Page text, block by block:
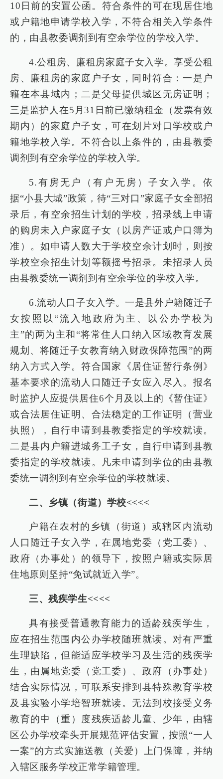
10日前的安置公函。符合条件的可在现居住地
或户籍地申请学校入学，不符合相关入学条件
的，由县教委调剂到有空余学位的学校入学。
4.公租房、廉租房家庭子女入学。享受公租
房、廉租房的家庭户子女，同时符合：一是户
籍在本县域内；二是父母提供城区无房证明；
三是监护人在5月31日前已缴纳租金（发票有效
期内）的家庭户子女，可在划片对口学校或户
籍地学校入学。不符合以上条件的，由县教委
调剂到有空余学位的学校入学。
5.有房无户（有户无房）子女入学。依
据“小县大城”政策，待“三对口”家庭子女全部招
录后，有空余招生计划的学校，招录线上申请
的购房未入户家庭子女（以房产证或户口簿为
准）。如申请人数大于学校空余计划时，则按
学校空余招生计划等额摇号招录。未招录人员
由县教委统一调剂到有空余学位的学校入学。
6.流动人口子女入学。一是县外户籍随迁子
女按照以“流入地政府为主、以公办学校为
主”的两为主和“将常住人口纳入区域教育发展
规划、将随迁子女教育纳入财政保障范围”的两
纳入方式入学。符合国家《居住证暂行条例》
基本要求的流动人口随迁子女应入尽入。报名
时监护人应提供居住6个月及以上的《暂住证》
或合法居住证明、合法稳定的工作证明（营业
执照），自行申请到县教委指定的学校就读。
二是县内户籍进城务工子女，自行申请到县教
委指定的学校就读。凡未申请到学位的由县教
委统一调剂到有空余学位的学校就读。
二、乡镇（街道）学校<<<<
户籍在农村的乡镇（街道）或辖区内流动
人口随迁子女入学，在属地党委（党工委）、
政府（办事处）的领导下，按照户籍或实际居
住地原则坚持“免试就近入学”。
三、残疾学生<<<<
具有接受普通教育能力的适龄残疾学生，
应在招生范围内公办学校随班就读。对有严重
生理缺陷，但能适应学校学习及生活的残疾学
生，由属地党委（党工委）、政府（办事处）
结合实际情况，可联系安排到县特殊教育学校
及县实验小学培智班就读。无法到校接受义务
教育的中（重）度残疾适龄儿童、少年，由辖
区公办学校牵头开展规范评估安置，按照“一人
一案”的方式实施送教（关爱）上门保障，并纳
入辖区服务学校正常学籍管理。